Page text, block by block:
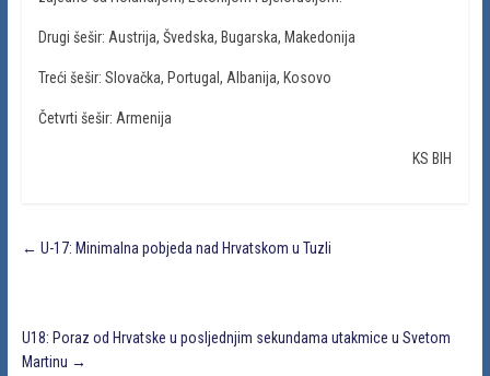
Drugi šešir: Austrija, Švedska, Bugarska, Makedonija
Treći šešir: Slovačka, Portugal, Albanija, Kosovo
Četvrti šešir: Armenija
KS BIH
← U-17: Minimalna pobjeda nad Hrvatskom u Tuzli
U18: Poraz od Hrvatske u posljednjim sekundama utakmice u Svetom
Martinu →